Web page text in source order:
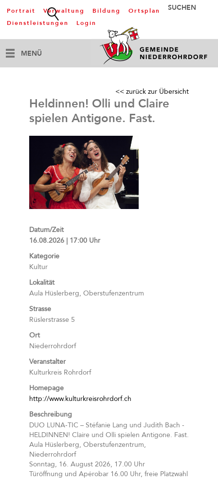
Portrait Verwaltung Bildung
Ortsplan
Dienstleistungen
Login
MENÜ
<< zurück zur Übersicht
Heldinnen! Olli und Claire
spielen Antigone. Fast.
Datum/Zeit
16.08.2026 | 17:00 Uhr
Kategorie
Kultur
Lokalität
Aula Hüslerberg, Oberstufenzentrum
Strasse
Rüslerstrasse 5
Ort
Niederrohrdorf
Veranstalter
Kulturkreis Rohrdorf
Homepage
http://www.kulturkreisrohrdorf.ch
Beschreibung
DUO LUNA-TIC – Stéfanie Lang und Judith Bach -
HELDINNEN! Claire und Olli spielen Antigone. Fast.
Aula Hüslerberg, Oberstufenzentrum,
Niederrohrdorf
Sonntag, 16. August 2026, 17.00 Uhr
Türöffnung und Apérobar 16.00 Uhr, freie Platzwahl